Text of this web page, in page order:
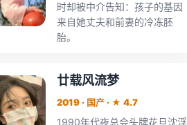
时却被中介告知：孩子的基因
来自她丈夫和前妻的冷冻胚
胎。
廿载风流梦
2019 · 国产 · ★ 4.7
1990年代夜总会头牌花旦沈浮